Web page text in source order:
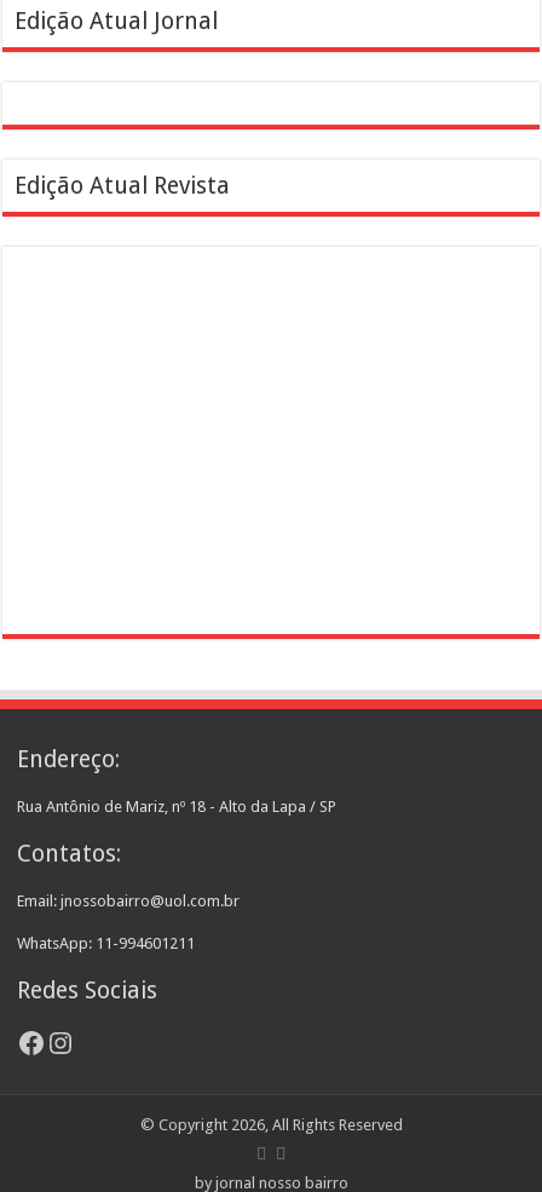
Edição Atual Jornal
Edição Atual Revista
Endereço:
Rua Antônio de Mariz, nº 18 - Alto da Lapa / SP
Contatos:
Email: jnossobairro@uol.com.br
WhatsApp: 11-994601211
Redes Sociais
Facebook
Instagram
© Copyright 2026, All Rights Reserved
by jornal nosso bairro